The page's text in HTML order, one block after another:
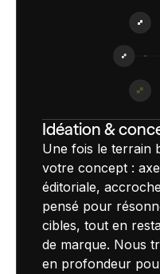
Idéation &
Une fois le terrain
votre concept :
éditoriale,
pensé pour
cibles, tout en
de marque. Nous
en profondeur